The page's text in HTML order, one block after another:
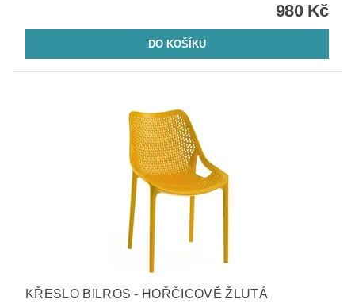
980 Kč
KŘESLO BILROS - HOŘČICOVĚ ŽLUTÁ